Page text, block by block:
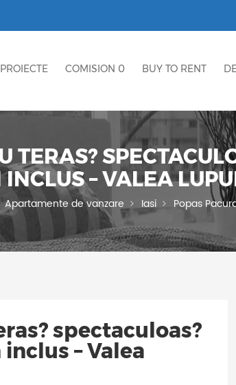
PROIECTE COMISION 0 BUY TO RENT
– VALEA
Apartamente de vanzare Iasi Popas
spectaculoas?
– Valea